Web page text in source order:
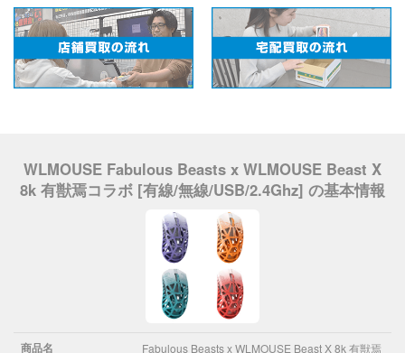
WLMOUSE Fabulous Beasts x WLMOUSE Beast X
8k 有獣焉コラボ [有線/無線/USB/2.4Ghz] の基本情報
商品名 Fabulous Beasts x WLMOUSE Beast X 8k 有獣焉